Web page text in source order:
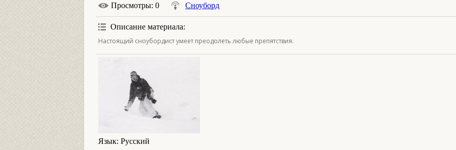
Просмотры: 0 Сноуборд
Описание материала:
Настоящий сноубордист умеет преодолеть любые препятствия.
Язык: Русский